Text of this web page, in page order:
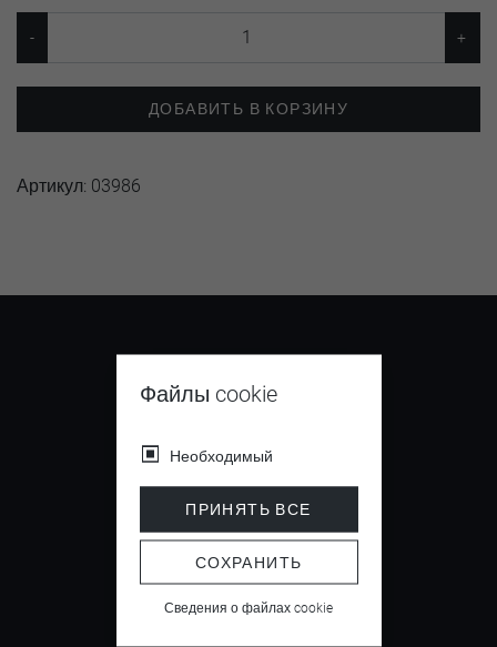
ДОБАВИТЬ В КОРЗИНУ
Артикул: 03986
/ 10
4.5
Файлы cookie
Необходимый
ПРИНЯТЬ ВСЕ
СОХРАНИТЬ
Сведения о файлах cookie